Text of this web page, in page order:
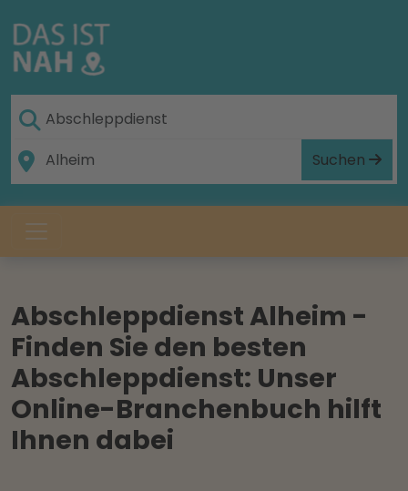
Suchen
Abschleppdienst Alheim -
Finden Sie den besten
Abschleppdienst: Unser
Online-Branchenbuch hilft
Ihnen dabei